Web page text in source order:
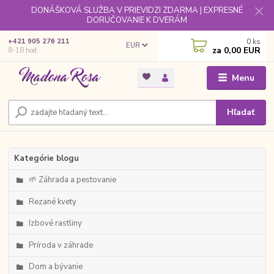
DONÁŠKOVÁ SLUŽBA V PRIEVIDZI ZDARMA | EXPRESNÉ
DORUČOVANIE K DVERÁM
Menu
EUR
Hľadať
+421 905 276 211
8-18 hod.
0 ks
za 0,00 EUR
Kategórie blogu
🌱 Záhrada a pestovanie
Rezané kvety
Izbové rastliny
Príroda v záhrade
Dom a bývanie